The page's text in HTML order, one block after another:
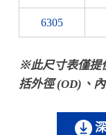
6305
※此尺寸表僅提
括外徑 (OD)、